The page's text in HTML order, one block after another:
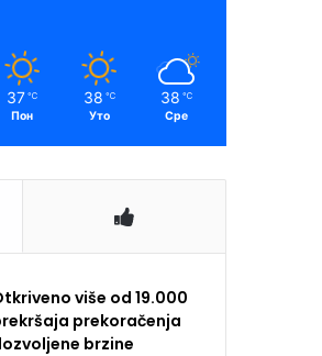
37 ℃
Пон
38 ℃
Уто
38 ℃
Сре
više od 19.000
prekoračenja
brzine